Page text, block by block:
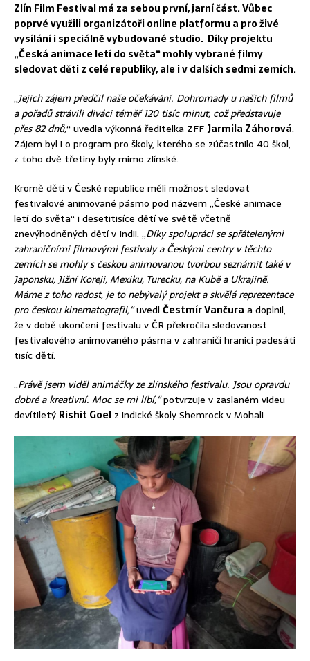
Zlín Film Festival má za sebou první, jarní část. Vůbec
poprvé využili organizátoři online platformu a pro živé
vysílání i speciálně vybudované studio. Díky projektu
„Česká animace letí do světa“ mohly vybrané filmy
sledovat děti z celé republiky, ale i v dalších sedmi zemích.
„Jejich zájem předčil naše očekávání. Dohromady u našich filmů
a pořadů strávili diváci téměř 120 tisíc minut, což představuje
přes 82 dnů,“ uvedla výkonná ředitelka ZFF Jarmila Záhorová.
Zájem byl i o program pro školy, kterého se zúčastnilo 40 škol,
z toho dvě třetiny byly mimo zlínské.
Kromě dětí v České republice měli možnost sledovat
festivalové animované pásmo pod názvem „České animace
letí do světa“ i desetitisíce dětí ve světě včetně
znevýhodněných dětí v Indii. „Díky spolupráci se spřátelenými
zahraničními filmovými festivaly a Českými centry v těchto
zemích se mohly s českou animovanou tvorbou seznámit také v
Japonsku, Jižní Koreji, Mexiku, Turecku, na Kubě a Ukrajině.
Máme z toho radost, je to nebývalý projekt a skvělá reprezentace
pro českou kinematografii,“uvedl Čestmír Vančura a doplnil,
že v době ukončení festivalu v ČR překročila sledovanost
festivalového animovaného pásma v zahraničí hranici padesáti
tisíc dětí.
„Právě jsem viděl animáčky ze zlínského festivalu. Jsou opravdu
dobré a kreativní. Moc se mi líbí,“potvrzuje v zaslaném videu
devítiletý Rishit Goel z indické školy Shemrock v Mohali